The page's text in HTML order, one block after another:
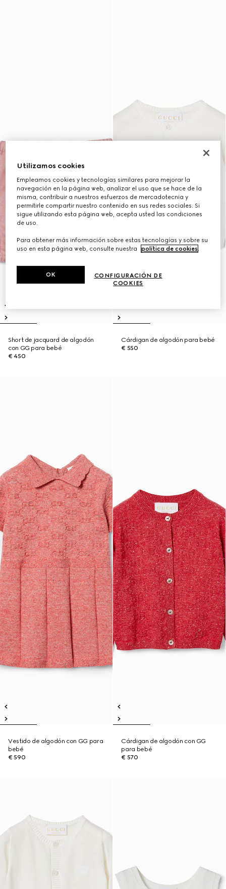
Short de jacquard de algodón
con GG para bebé
€ 450
Cárdigan de algodón para bebé
€ 550
Vestido de algodón con GG para
bebé
€ 590
Cárdigan de algodón con GG
para bebé
€ 570
Utilizamos cookies
Empleamos cookies y tecnologías similares para mejorar la
navegación en la página web, analizar el uso que se hace de la
misma, contribuir a nuestros esfuerzos de mercadotecnia y
permitirle compartir nuestro contenido en sus redes sociales. Si
sigue utilizando esta página web, acepta usted las condiciones
de uso.
Para obtener más información sobre estas tecnologías y sobre su
uso en esta página web, consulte nuestra
política de cookies.
CONFIGURACIÓN DE
COOKIES
OK